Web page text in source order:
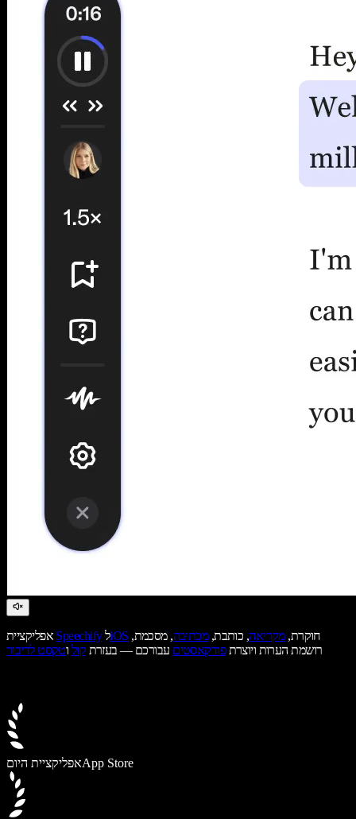
אפליקציית Speechify לiOS חוקרת,מקריאה, כותבת,מכתיבה, מסכמת,
רושמת הערות ויוצרתפודקאסטים עבורכם — בעזרת קול וטקסט לדיבור
אפליקציית היוםApp Store